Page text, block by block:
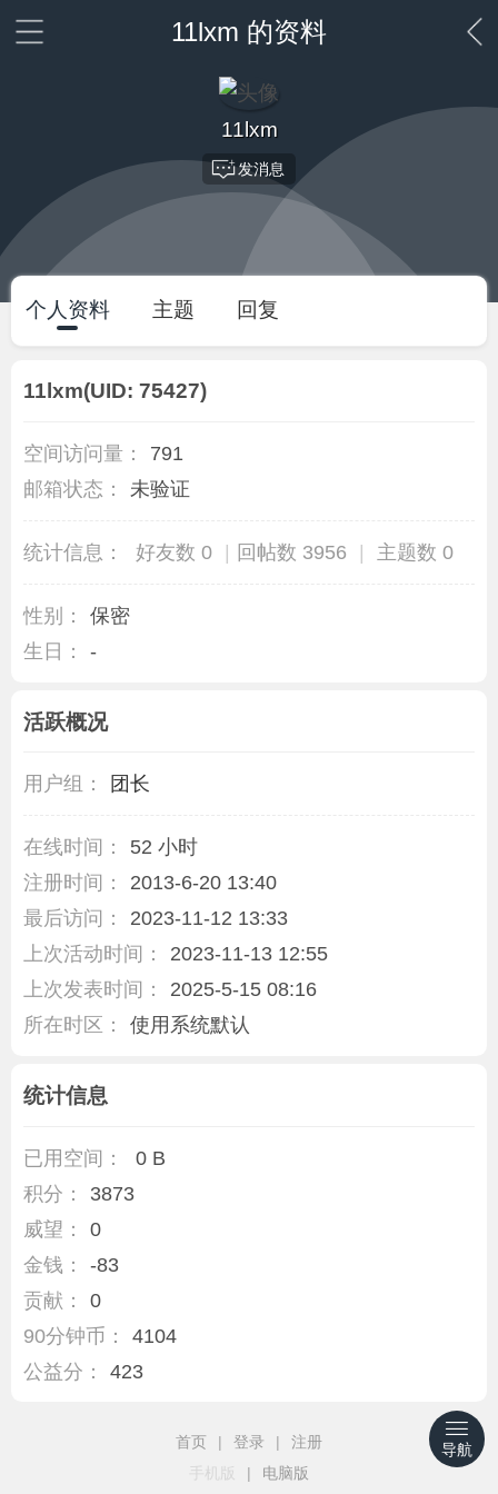
11lxm 的资料
11lxm
发消息
个人资料 主题 回复
11lxm(UID: 75427)
空间访问量：
791
邮箱状态：
未验证
统计信息： 好友数 0 | 回帖数 3956 | 主题数 0
性别：
保密
生日：
-
活跃概况
用户组： 团长
在线时间：
52 小时
注册时间：
2013-6-20 13:40
最后访问：
2023-11-12 13:33
上次活动时间：
2023-11-13 12:55
上次发表时间：
2025-5-15 08:16
所在时区：
使用系统默认
统计信息
已用空间：
0 B
积分：
3873
威望：
0
金钱：
-83
贡献：
0
90分钟币：
4104
公益分：
423
首页 | 登录 |
注册
手机版
| 电脑版
导航